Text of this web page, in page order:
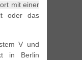
mit einer
oder das
V und
in Berlin